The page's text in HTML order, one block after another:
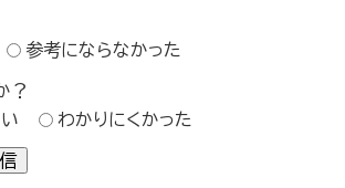
参考にならなかった
？
わかりにくかった